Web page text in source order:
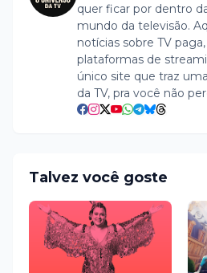
quer ficar por dentro
mundo da televisão.
notícias sobre TV
plataformas de
único site que traz
da TV, pra você não
Talvez você goste